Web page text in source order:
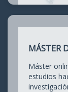
MÁSTER
Máster
estudios